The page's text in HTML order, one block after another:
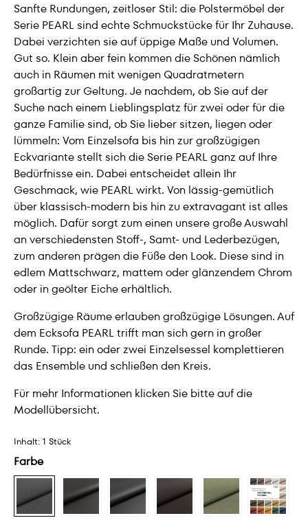
Sanfte Rundungen, zeitloser Stil: die Polstermöbel der
Serie PEARL sind echte Schmuckstücke für Ihr Zuhause.
Dabei verzichten sie auf üppige Maße und Volumen.
Gut so. Klein aber fein kommen die Schönen nämlich
auch in Räumen mit wenigen Quadratmetern
großartig zur Geltung. Je nachdem, ob Sie auf der
Suche nach einem Lieblingsplatz für zwei oder für die
ganze Familie sind, ob Sie lieber sitzen, liegen oder
lümmeln: Vom Einzelsofa bis hin zur großzügigen
Eckvariante stellt sich die Serie PEARL ganz auf Ihre
Bedürfnisse ein. Dabei entscheidet allein Ihr
Geschmack, wie PEARL wirkt. Von lässig-gemütlich
über klassisch-modern bis hin zu extravagant ist alles
möglich. Dafür sorgt zum einen unsere große Auswahl
an verschiedensten Stoff-, Samt- und Lederbezügen,
zum anderen prägen die Füße den Look. Diese sind in
edlem Mattschwarz, mattem oder glänzendem Chrom
oder in geölter Eiche erhältlich.
Großzügige Räume erlauben großzügige Lösungen. Auf
dem Ecksofa PEARL trifft man sich gern in großer
Runde. Tipp: ein oder zwei Einzelsessel komplettieren
das Ensemble und schließen den Kreis.
Für mehr Informationen klicken Sie bitte auf die
Modellübersicht.
Inhalt: 1 Stück
Farbe